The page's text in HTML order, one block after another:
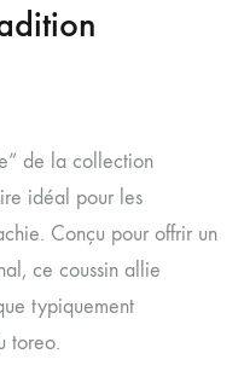
de la collection
idéal pour les
Conçu pour offrir un
ce coussin allie
typiquement
toreo.